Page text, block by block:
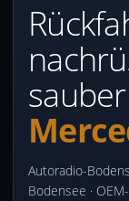
Autoradio-
Bodensee ·